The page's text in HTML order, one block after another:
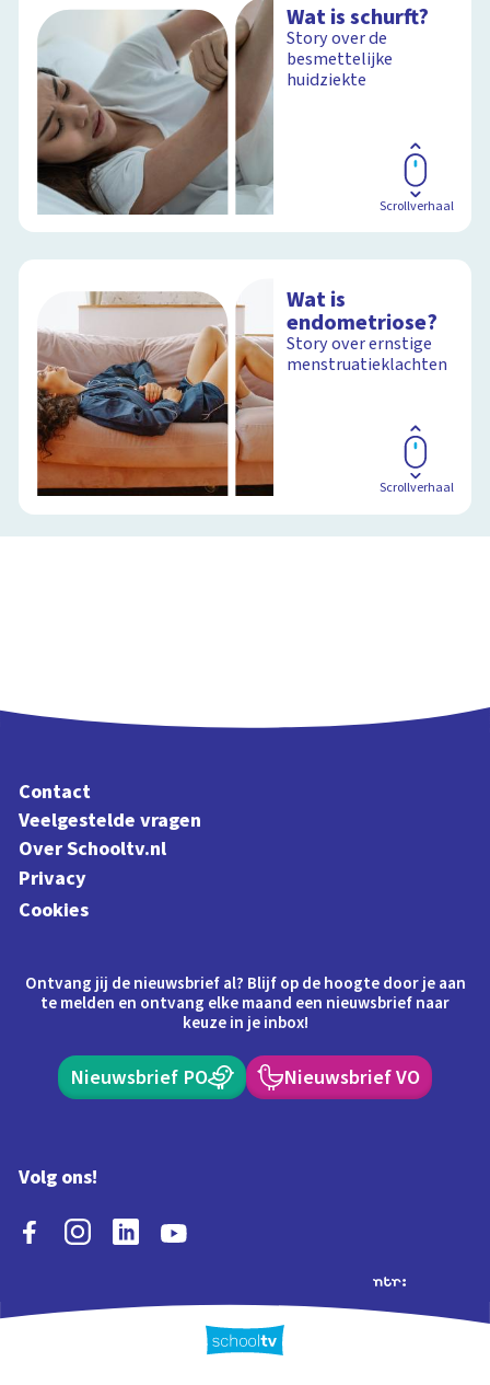
Wat is schurft?
Story over de
besmettelijke
huidziekte
Scrollverhaal
Wat is
endometriose?
Story over ernstige
menstruatieklachten
Scrollverhaal
Contact
Veelgestelde vragen
Over Schooltv.nl
Privacy
Cookies
Ontvang jij de nieuwsbrief al? Blijf op de hoogte door je aan
te melden en ontvang elke maand een nieuwsbrief naar
keuze in je inbox!
Nieuwsbrief PO Nieuwsbrief VO
Volg ons!